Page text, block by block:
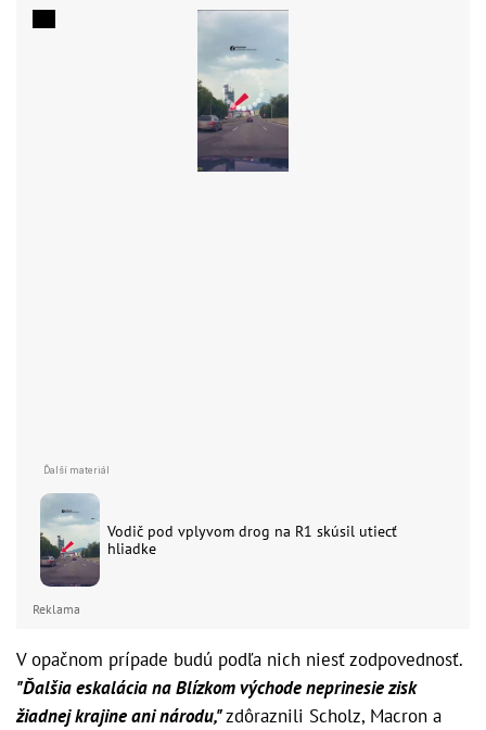
Vodič pod vplyvom drog na R1 skúsil utiecť
hliadke
Reklama
V opačnom prípade budú podľa nich niesť zodpovednosť.
"Ďalšia eskalácia na Blízkom východe neprinesie zisk
žiadnej krajine ani národu,"zdôraznili Scholz, Macron a